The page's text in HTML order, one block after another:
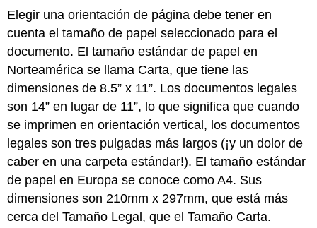
Elegir una orientación de página debe tener en
cuenta el tamaño de papel seleccionado para el
documento. El tamaño estándar de papel en
Norteamérica se llama Carta, que tiene las
dimensiones de 8.5” x 11”. Los documentos legales
son 14” en lugar de 11”, lo que significa que cuando
se imprimen en orientación vertical, los documentos
legales son tres pulgadas más largos (¡y un dolor de
caber en una carpeta estándar!). El tamaño estándar
de papel en Europa se conoce como A4. Sus
dimensiones son 210mm x 297mm, que está más
cerca del Tamaño Legal, que el Tamaño Carta.